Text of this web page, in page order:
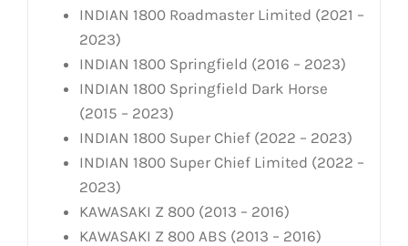
INDIAN 1800 Roadmaster Limited (2021 –
2023)
INDIAN 1800 Springfield (2016 – 2023)
INDIAN 1800 Springfield Dark Horse
(2015 – 2023)
INDIAN 1800 Super Chief (2022 – 2023)
INDIAN 1800 Super Chief Limited (2022 –
2023)
KAWASAKI Z 800 (2013 – 2016)
KAWASAKI Z 800 ABS (2013 – 2016)